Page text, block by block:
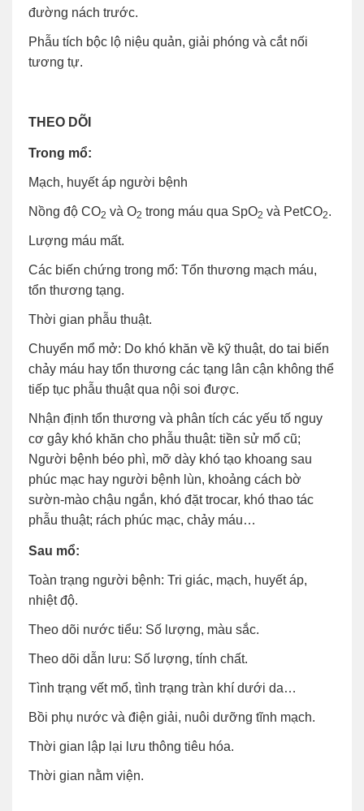
đường nách trước.
Phẫu tích bộc lộ niệu quản, giải phóng và cắt nối
tương tự.
THEO DÕI
Trong mổ:
Mạch, huyết áp người bệnh
Nồng độ CO2 và O2 trong máu qua SpO2 và PetCO2.
Lượng máu mất.
Các biến chứng trong mổ: Tổn thương mạch máu,
tổn thương tạng.
Thời gian phẫu thuật.
Chuyển mổ mở: Do khó khăn về kỹ thuật, do tai biến
chảy máu hay tổn thương các tạng lân cận không thể
tiếp tục phẫu thuật qua nội soi được.
Nhận định tổn thương và phân tích các yếu tố nguy
cơ gây khó khăn cho phẫu thuật: tiền sử mổ cũ;
Người bệnh béo phì, mỡ dày khó tạo khoang sau
phúc mạc hay người bệnh lùn, khoảng cách bờ
sườn-mào chậu ngắn, khó đặt trocar, khó thao tác
phẫu thuật; rách phúc mạc, chảy máu…
Sau mổ:
Toàn trạng người bệnh: Tri giác, mạch, huyết áp,
nhiệt độ.
Theo dõi nước tiểu: Số lượng, màu sắc.
Theo dõi dẫn lưu: Số lượng, tính chất.
Tình trạng vết mổ, tình trạng tràn khí dưới da…
Bồi phụ nước và điện giải, nuôi dưỡng tĩnh mạch.
Thời gian lập lại lưu thông tiêu hóa.
Thời gian nằm viện.